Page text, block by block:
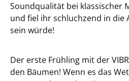
Soundqualität bei klassischer
und fiel ihr schluchzend in die
sein würde!
Der erste Frühling mit der
den Bäumen! Wenn es das